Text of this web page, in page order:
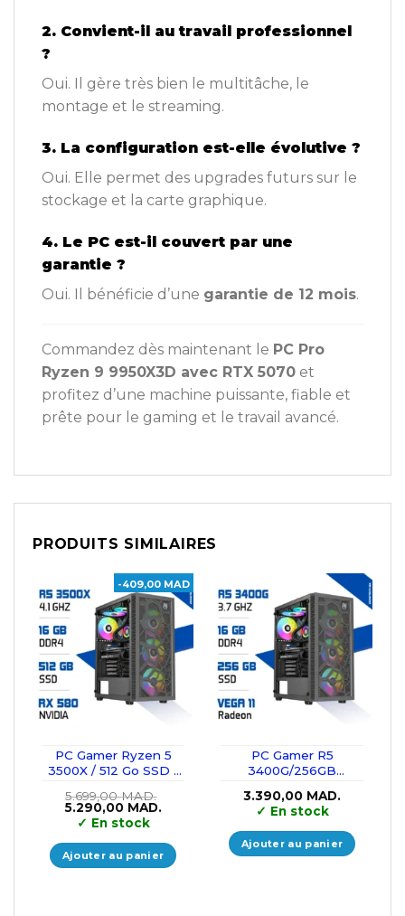
2. Convient-il au travail professionnel
?
Oui. Il gère très bien le multitâche, le
montage et le streaming.
3. La configuration est-elle évolutive ?
Oui. Elle permet des upgrades futurs sur le
stockage et la carte graphique.
4. Le PC est-il couvert par une
garantie ?
Oui. Il bénéficie d’une garantie de 12 mois.
Commandez dès maintenant le PC Pro
Ryzen 9 9950X3D avec RTX 5070 et
profitez d’une machine puissante, fiable et
prête pour le gaming et le travail avancé.
PRODUITS SIMILAIRES
-409,00 MAD
PC Gamer Ryzen 5
3500X / 512 Go SSD /
5.699,00MAD.
Le
prix
initial
était :
5.699,00 MAD..
5.290,00 MAD.Le
est :
5.290,00 MAD..
✓ En stock
Ajouter au panier
PC Gamer R5
3400G/256GB
Vega11
3.390,00 MAD.
✓ En stock
Ajouter au panier